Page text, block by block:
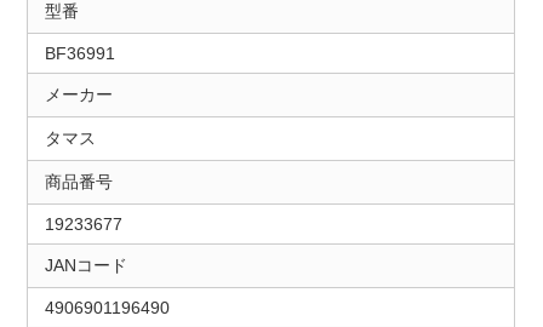
型番
BF36991
メーカー
タマス
商品番号
19233677
JANコード
4906901196490